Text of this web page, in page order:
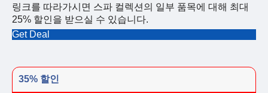
링크를 따라가시면 스파 컬렉션의 일부 품목에 대해 최대
25% 할인을 받으실 수 있습니다.
Get Deal
35% 할인